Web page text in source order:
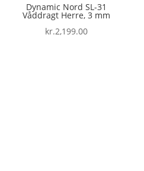
Dynamic Nord SL-31
Våddragt Herre, 3 mm
kr.2,199.00